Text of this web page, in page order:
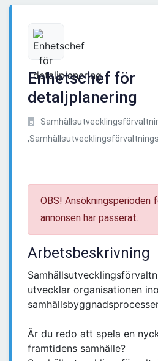
Enhetschef för
detaljplanering
OBS! Ansökningsperioden
annonsen har passerat.
Arbetsbeskrivning
utvecklar organisationen
Är du redo att spela en
framtidens samhälle?